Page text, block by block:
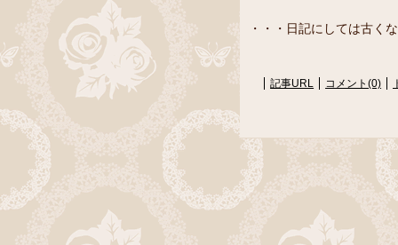
・・・日記にしては古く
記事URL コメント(0)